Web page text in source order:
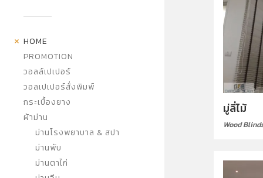
HOME
PROMOTION
วอลล์เปเปอร์
วอลเปเปอร์สั่งพิมพ์
กระเบื้องยาง
ผ้าม่าน
ม่านโรงพยาบาล & สปา
ม่านพับ
ม่านตาไก่
มู่ลี่ไม้
Wood